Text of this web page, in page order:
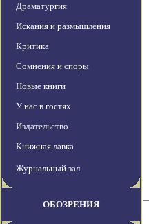
Драматургия
Искания и размышления
Критика
Сомнения и споры
Новые книги
У нас в гостях
Издательство
Книжная лавка
Журнальный зал
ОБОЗРЕНИЯ